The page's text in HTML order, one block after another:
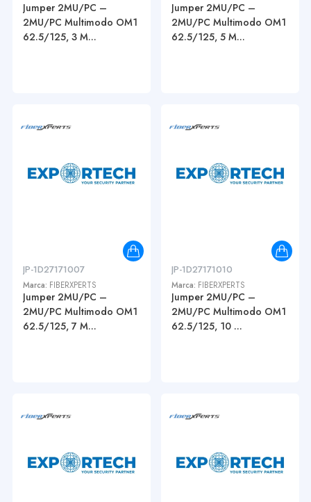
Jumper 2MU/PC –
2MU/PC Multimodo OM1
62.5/125, 3 M...
Jumper 2MU/PC –
2MU/PC Multimodo OM1
62.5/125, 5 M...
JP-1D27171007
Marca: FIBERXPERTS
Jumper 2MU/PC –
2MU/PC Multimodo OM1
62.5/125, 7 M...
JP-1D27171010
Marca: FIBERXPERTS
Jumper 2MU/PC –
2MU/PC Multimodo OM1
62.5/125, 10 ...